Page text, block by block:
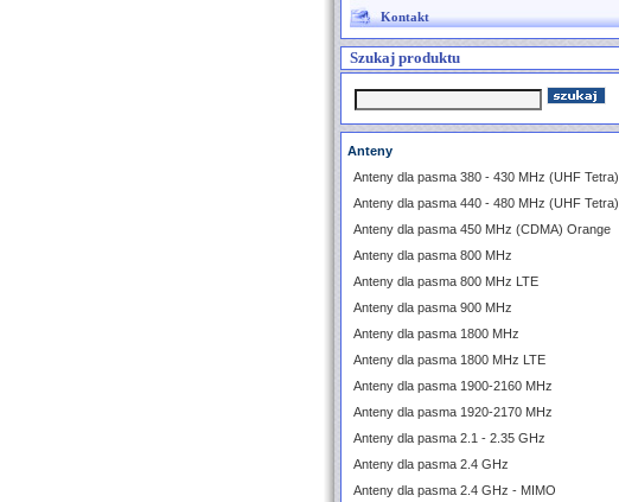
Kontakt
Szukaj produktu
Anteny
Anteny dla pasma 380 - 430 MHz (UHF Tetra)
Anteny dla pasma 440 - 480 MHz (UHF Tetra)
Anteny dla pasma 450 MHz (CDMA) Orange
Anteny dla pasma 800 MHz
Anteny dla pasma 800 MHz LTE
Anteny dla pasma 900 MHz
Anteny dla pasma 1800 MHz
Anteny dla pasma 1800 MHz LTE
Anteny dla pasma 1900-2160 MHz
Anteny dla pasma 1920-2170 MHz
Anteny dla pasma 2.1 - 2.35 GHz
Anteny dla pasma 2.4 GHz
Anteny dla pasma 2.4 GHz - MIMO